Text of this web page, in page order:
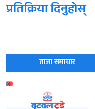
प्रतिक्रिया दिनुहोस्
ताजा समाचार